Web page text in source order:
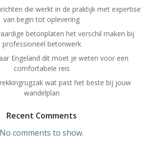
die werkt in de praktijk met expertise
van begin tot oplevering
betonplaten het verschil maken bij
professioneel betonwerk
Engeland dit moet je weten voor een
comfortabele reis
wat past het beste bij jouw
wandelplan
Recent Comments
No comments to show.